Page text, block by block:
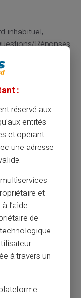
inhabituel,
Réponses
vous n'êtes pas
disponible,
votre antenne
tout souci
Le contact humain
d'autres
bénéficient
Tous les
de base,
selon le type
rester vigilant
les conditions
:
réservé aux
entités
et opérant
une adresse
et
l’aide
de
à travers un